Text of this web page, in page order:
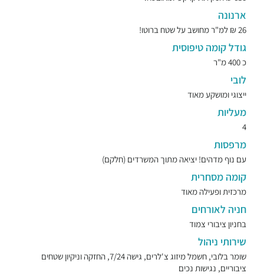
ארנונה
26 ₪ למ"ר מחושב על שטח ברוטו!
גודל קומה טיפוסית
כ 400 מ"ר
לובי
ייצוגי ומושקע מאוד
מעליות
4
מרפסות
עם נוף מדהים! יציאה מתוך המשרדים (חלקם)
קומה מסחרית
מרכזית ופעילה מאוד
חניה לאורחים
בחניון ציבורי צמוד
שירותי ניהול
שומר בלובי, חשמל מיזוג צ'לרים, גישה 7/24, החזקה וניקיון שטחים
ציבוריים, נגישות נכים